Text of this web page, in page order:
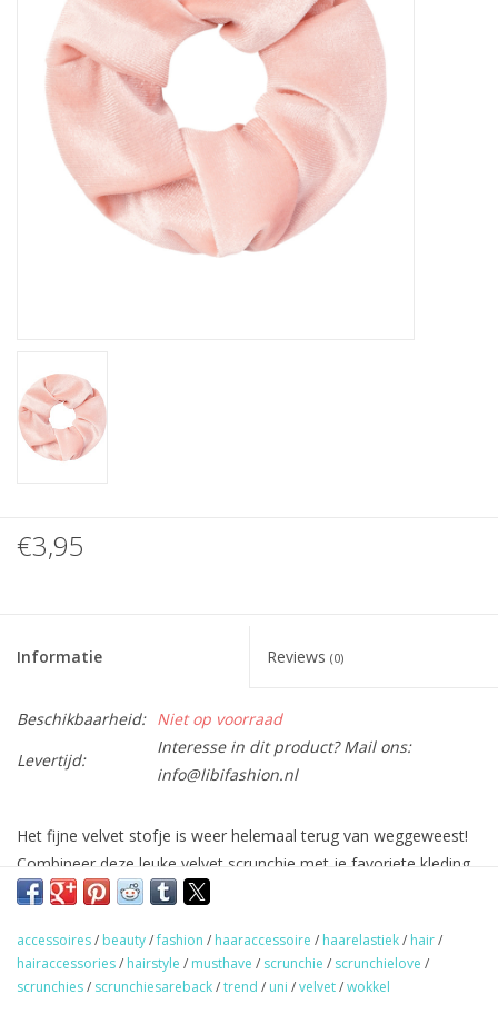
Home deco
SALE
Herensokken
€3,95
Informatie Reviews (0)
Beschikbaarheid: Niet op voorraad
Levertijd:
Interesse in dit product? Mail ons:
info@libifashion.nl
Het fijne velvet stofje is weer helemaal terug van weggeweest!
Combineer deze leuke velvet scrunchie met je favoriete kleding
en je outfit is compleet!
TIP: Scrunchies zijn niet alleen leuk om in je haar te dragen,
maar ze staan ook super leuk om je pols.
accessoires/ beauty/fashion / haaraccessoire / haarelastiek/ hair/
hairaccessories/ hairstyle / musthave / scrunchie / scrunchielove /
scrunchies/ scrunchiesareback/trend / uni /velvet/wokkel